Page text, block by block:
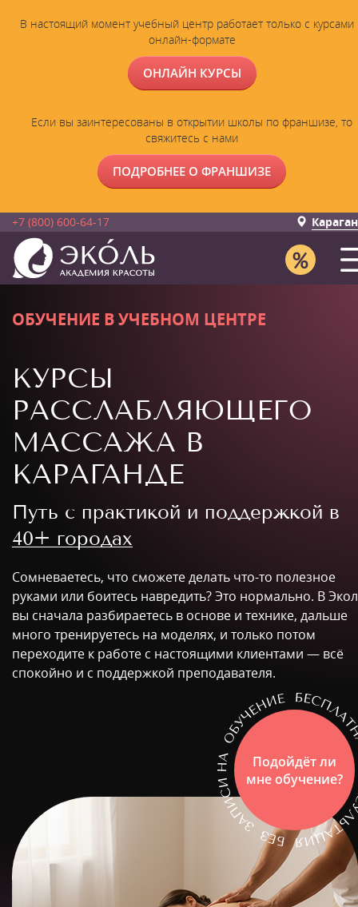
В настоящий момент учебный центр работает только с курсами
онлайн-формате
ОНЛАЙН КУРСЫ
Если вы заинтересованы в открытии школы по франшизе, то
свяжитесь с нами
ПОДРОБНЕЕ О ФРАНШИЗЕ
+7 (800) 600-64-17
ОБУЧЕНИЕ В УЧЕБНОМ ЦЕНТРЕ
КУРСЫ
РАССЛАБЛЯЮЩЕГО
МАССАЖА В
КАРАГАНДЕ
Путь с практикой и поддержкой в
40+ городах
Сомневаетесь, что сможете делать что-то полезное
руками или боитесь навредить? Это нормально. В
вы сначала разбираетесь в основе и технике, дальше
много тренируетесь на моделях, и только потом
переходите к работе с настоящими клиентами — всё
спокойно и с поддержкой преподавателя.
Подойдёт ли
мне обучение?